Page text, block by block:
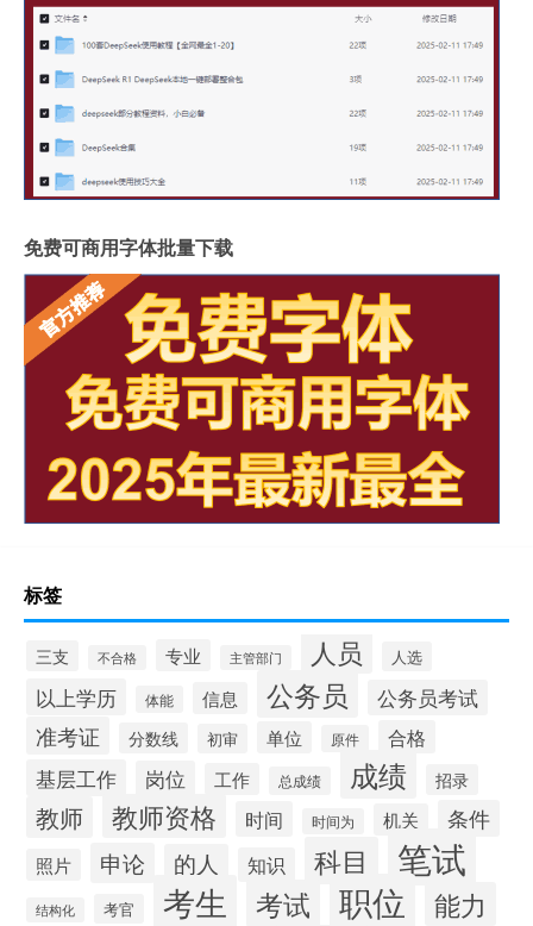
免费可商用字体批量下载
标签
三支 不合格 专业 主管部门 人员 人选
以上学历 体能 信息 公务员 公务员考试
准考证 分数线 初审 单位 原件 合格
基层工作 岗位 工作 总成绩 成绩 招录
教师 教师资格 时间 时间为 机关 条件
照片 申论 的人 知识 科目 笔试
结构化 考官 考生 考试 职位 能力